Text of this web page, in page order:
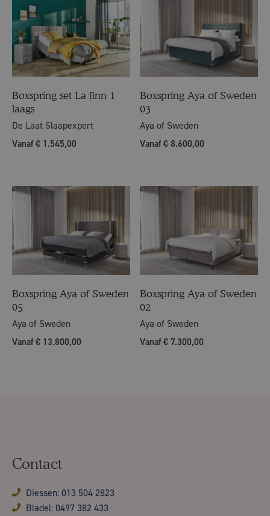
Boxspring set La finn 1
laags
De Laat Slaapexpert
Vanaf € 1.545,00
Boxspring Aya of Sweden
03
Aya of Sweden
Vanaf € 8.600,00
Boxspring Aya of Sweden
05
Aya of Sweden
Vanaf € 13.800,00
Boxspring Aya of Sweden
02
Aya of Sweden
Vanaf € 7.300,00
Contact
Diessen: 013 504 2823
Bladel: 0497 382 433